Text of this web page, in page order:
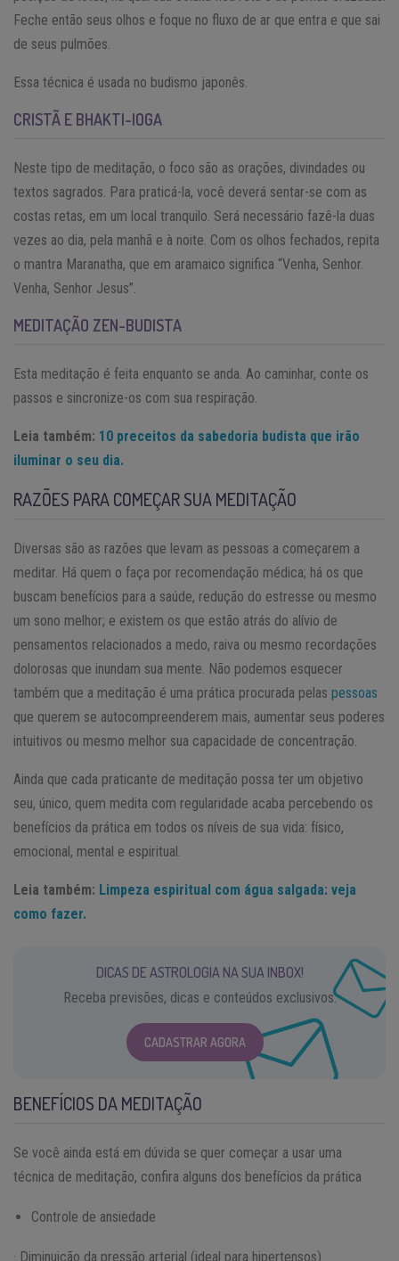
Feche então seus olhos e foque no fluxo de ar que entra e que sai
de seus pulmões.
Essa técnica é usada no budismo japonês.
CRISTÃ E BHAKTI-IOGA
Neste tipo de meditação, o foco são as orações, divindades ou
textos sagrados. Para praticá-la, você deverá sentar-se com as
costas retas, em um local tranquilo. Será necessário fazê-la duas
vezes ao dia, pela manhã e à noite. Com os olhos fechados, repita
o mantra Maranatha, que em aramaico significa “Venha, Senhor.
Venha, Senhor Jesus”.
MEDITAÇÃO ZEN-BUDISTA
Esta meditação é feita enquanto se anda. Ao caminhar, conte os
passos e sincronize-os com sua respiração.
Leia também: 10 preceitos da sabedoria budista que irão
iluminar o seu dia.
RAZÕES PARA COMEÇAR SUA MEDITAÇÃO
Diversas são as razões que levam as pessoas a começarem a
meditar. Há quem o faça por recomendação médica; há os que
buscam benefícios para a saúde, redução do estresse ou mesmo
um sono melhor; e existem os que estão atrás do alívio de
pensamentos relacionados a medo, raiva ou mesmo recordações
dolorosas que inundam sua mente. Não podemos esquecer
também que a meditação é uma prática procurada pelas pessoas
que querem se autocompreenderem mais, aumentar seus poderes
intuitivos ou mesmo melhor sua capacidade de concentração.
Ainda que cada praticante de meditação possa ter um objetivo
seu, único, quem medita com regularidade acaba percebendo os
benefícios da prática em todos os níveis de sua vida: físico,
emocional, mental e espiritual.
Leia também: Limpeza espiritual com água salgada: veja
como fazer.
DICAS DE ASTROLOGIA NA SUA INBOX!
Receba previsões, dicas e conteúdos exclusivos.
CADASTRAR AGORA
BENEFÍCIOS DA MEDITAÇÃO
Se você ainda está em dúvida se quer começar a usar uma
técnica de meditação, confira alguns dos benefícios da prática
Controle de ansiedade
· Diminuição da pressão arterial (ideal para hipertensos)